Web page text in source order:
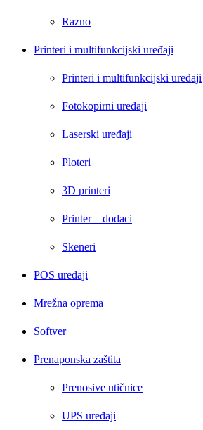
Razno
Printeri i multifunkcijski uređaji
Printeri i multifunkcijski uređaji
Fotokopirni uređaji
Laserski uređaji
Ploteri
3D printeri
Printer – dodaci
Skeneri
POS uređaji
Mrežna oprema
Softver
Prenaponska zaštita
Prenosive utičnice
UPS uređaji